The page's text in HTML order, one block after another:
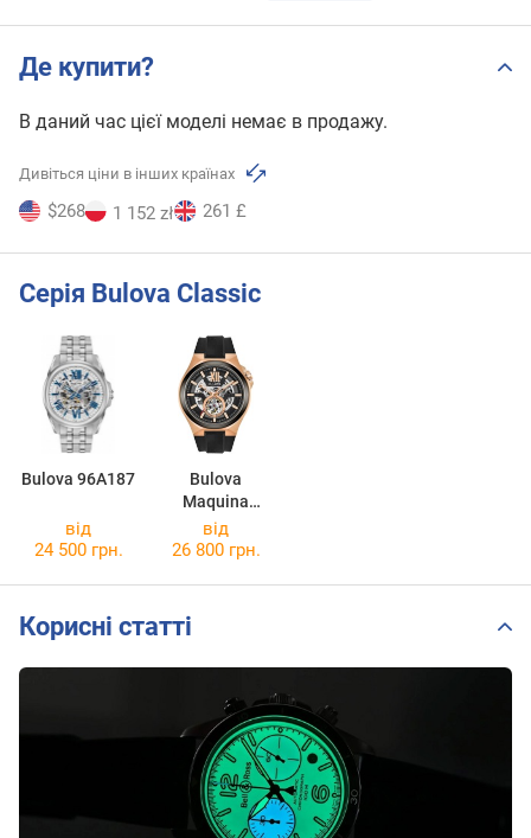
Де купити?
В даний час цієї моделі немає в продажу.
Дивіться ціни в інших країнах
$268 1 152 zł 261 £
Серія Bulova Classic
Bulova 96A187
Bulova
Maquina
98A177
від
24 500 грн.
від
26 800 грн.
Корисні статті